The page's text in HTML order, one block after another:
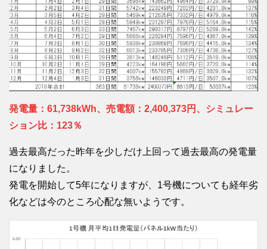
発電量：61,738kWh、売電額：2,400,373円、シミュレー
ション比：123％
過去最高だった昨年を少しだけ上回って過去最高の発電量
になりました。
発電を開始して5年になりますが、1号機についても経年劣
化などは今のところ心配な無いようです。